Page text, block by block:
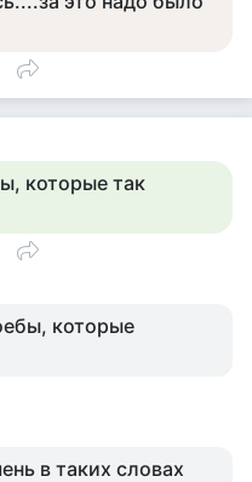
которые так
которые
в таких словах